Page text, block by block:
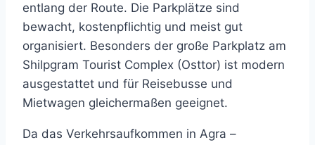
entlang der Route. Die Parkplätze sind
bewacht, kostenpflichtig und meist gut
organisiert. Besonders der große Parkplatz am
Shilpgram Tourist Complex (Osttor) ist modern
ausgestattet und für Reisebusse und
Mietwagen gleichermaßen geeignet.
Da das Verkehrsaufkommen in Agra –